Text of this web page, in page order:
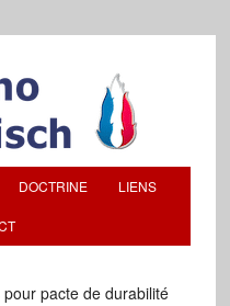
DOCTRINE LIENS
pacte de durabilité